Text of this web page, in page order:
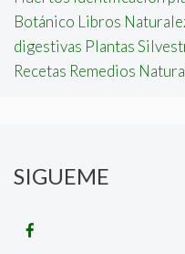
Botánico Libros
digestivas Plantas
Recetas Remedios
SIGUEME